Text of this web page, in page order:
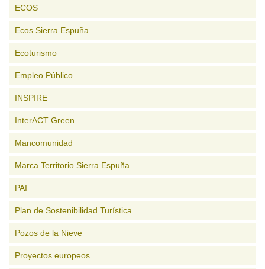
ECOS
Ecos Sierra Espuña
Ecoturismo
Empleo Público
INSPIRE
InterACT Green
Mancomunidad
Marca Territorio Sierra Espuña
PAI
Plan de Sostenibilidad Turística
Pozos de la Nieve
Proyectos europeos